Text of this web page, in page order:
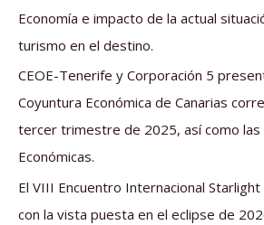
Economía e impacto de la actual
turismo en el destino.
CEOE-Tenerife y Corporación 5
Coyuntura Económica de Canarias
tercer trimestre de 2025, así como
Económicas.
El VIII Encuentro Internacional Starlight
con la vista puesta en el eclipse de